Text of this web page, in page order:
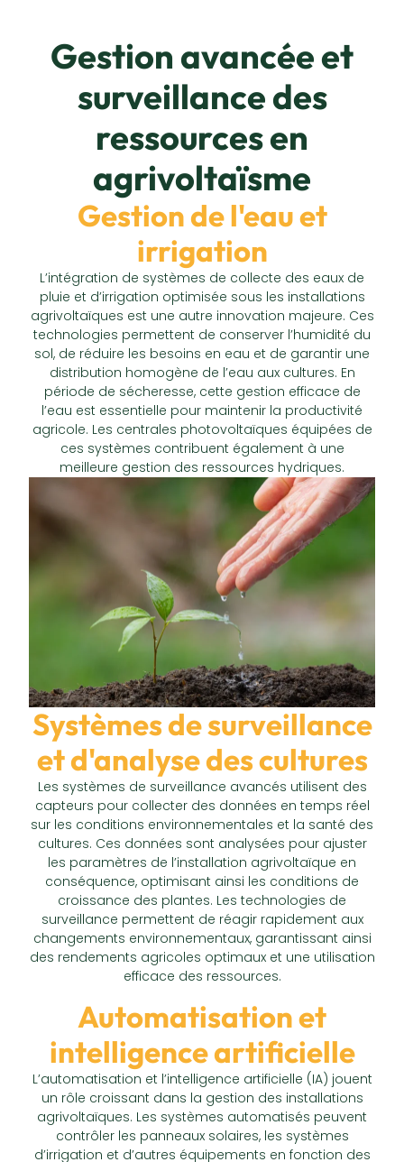
Gestion avancée et
surveillance des
ressources en
agrivoltaïsme
Gestion de l'eau et
irrigation
L’intégration de systèmes de collecte des eaux de
pluie et d’irrigation optimisée sous les installations
agrivoltaïques est une autre innovation majeure. Ces
technologies permettent de conserver l’humidité du
sol, de réduire les besoins en eau et de garantir une
distribution homogène de l’eau aux cultures. En
période de sécheresse, cette gestion efficace de
l’eau est essentielle pour maintenir la productivité
agricole. Les centrales photovoltaïques équipées de
ces systèmes contribuent également à une
meilleure gestion des ressources hydriques.
Systèmes de surveillance
et d'analyse des cultures
Les systèmes de surveillance avancés utilisent des
capteurs pour collecter des données en temps réel
sur les conditions environnementales et la santé des
cultures. Ces données sont analysées pour ajuster
les paramètres de l’installation agrivoltaïque en
conséquence, optimisant ainsi les conditions de
croissance des plantes. Les technologies de
surveillance permettent de réagir rapidement aux
changements environnementaux, garantissant ainsi
des rendements agricoles optimaux et une utilisation
efficace des ressources.
Automatisation et
intelligence artificielle
L’automatisation et l’intelligence artificielle (IA) jouent
un rôle croissant dans la gestion des installations
agrivoltaïques. Les systèmes automatisés peuvent
contrôler les panneaux solaires, les systèmes
d’irrigation et d’autres équipements en fonction des